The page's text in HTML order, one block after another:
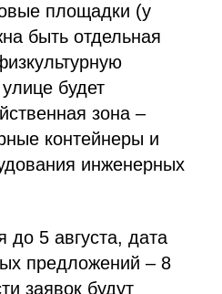
площадки (у
быть отдельная
будет
зона –
контейнеры и
инженерных
до 5 августа, дата
предложений – 8
заявок будут